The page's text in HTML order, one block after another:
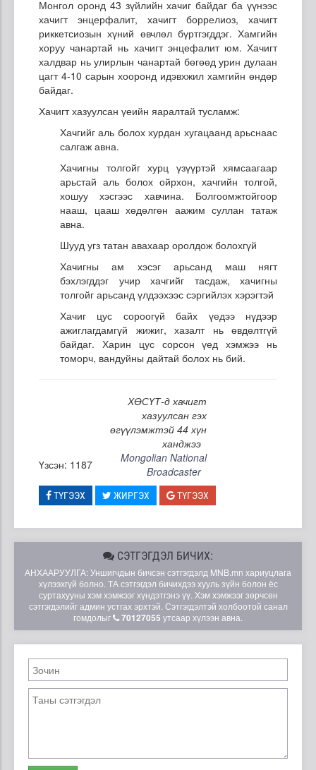
Монгол оронд 43 зүйлийн хачиг байдаг ба үүнээс
хачигт энцерфалит, хачигт боррелиоз, хачигт
риккетсиозын хүний өвчлөл бүртгэгддэг. Хамгийн
хоруу чанартай нь хачигт энцефалит юм. Хачигт
халдвар нь улирлын чанартай бөгөөд урин дулаан
цагт 4-10 сарын хооронд идэвхжил хамгийн өндөр
байдаг.
Хачигт хазуулсан үеийн яаралтай тусламж:
Хачгийг аль болох хурдан хугацаанд арьснаас
салгаж авна.
Хачигны толгойг хурц үзүүртэй хямсаагаар
арьстай аль болох ойрхон, хачгийн толгой,
хошуу хэсгээс хавчина. Болгоомжтойгоор
нааш, цааш хөдөлгөн аажим суллан татаж
авна.
Шууд угз татан авахаар оролдож болохгүй
Хачигны ам хэсэг арьсанд маш нягт
бэхлэгддэг учир хачгийг тасдаж, хачигны
толгойг арьсанд үлдээхээс сэргийлэх хэрэгтэй
Хачиг цус сороогүй байх үедээ нүдээр
ажиглагдамгүй жижиг, хазалт нь өвдөлтгүй
байдаг. Харин цус сорсон үед хэмжээ нь
томорч, вандуйны дайтай болох нь бий.
ХӨСҮТ-д хачигт
хазуулсан гэх
өгүүлэмжтэй 44 хүн
ханджээ
Үзсэн: 1187
Mongolian National
Broadcaster
ТҮГЭЭХ ЖИРГЭХ ТҮГЭЭХ
СЭТГЭГДЭЛ БИЧИХ:
АНХААРУУЛГА: Уншигчдын бичсэн сэтгэгдэлд MNB.mn хариуцлага
хүлээхгүй болно. ТА сэтгэгдэл бичихдээ хууль зүйн болон ёс
суртахууны хэм хэмжээг хүндэтгэнэ үү. Хэм хэмжээг зөрчсөн
сэтгэгдэлийг админ устгах эрхтэй. Сэтгэгдэлтэй холбоотой санал
гомдолыг
70127055 утсаар хүлээн авна.